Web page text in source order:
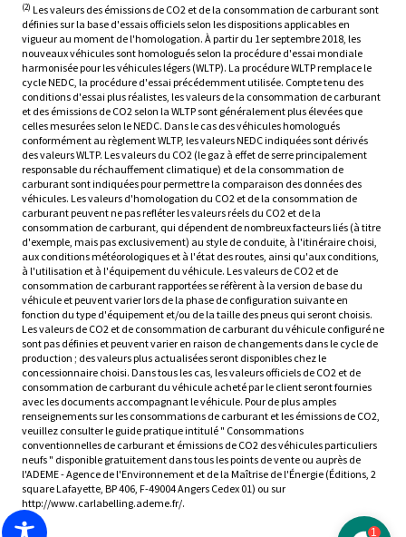
(2) Les valeurs des émissions de CO2 et de la consommation de carburant sont
définies sur la base d'essais officiels selon les dispositions applicables en
vigueur au moment de l'homologation. À partir du 1er septembre 2018, les
nouveaux véhicules sont homologués selon la procédure d'essai mondiale
harmonisée pour les véhicules légers (WLTP). La procédure WLTP remplace le
cycle NEDC, la procédure d'essai précédemment utilisée. Compte tenu des
conditions d'essai plus réalistes, les valeurs de la consommation de carburant
et des émissions de CO2 selon la WLTP sont généralement plus élevées que
celles mesurées selon le NEDC. Dans le cas des véhicules homologués
conformément au règlement WLTP, les valeurs NEDC indiquées sont dérivés
des valeurs WLTP. Les valeurs du CO2 (le gaz à effet de serre principalement
responsable du réchauffement climatique) et de la consommation de
carburant sont indiquées pour permettre la comparaison des données des
véhicules. Les valeurs d'homologation du CO2 et de la consommation de
carburant peuvent ne pas refléter les valeurs réels du CO2 et de la
consommation de carburant, qui dépendent de nombreux facteurs liés (à titre
d'exemple, mais pas exclusivement) au style de conduite, à l'itinéraire choisi,
aux conditions météorologiques et à l'état des routes, ainsi qu'aux conditions,
à l'utilisation et à l'équipement du véhicule. Les valeurs de CO2 et de
consommation de carburant rapportées se réfèrent à la version de base du
véhicule et peuvent varier lors de la phase de configuration suivante en
fonction du type d'équipement et/ou de la taille des pneus qui seront choisis.
Les valeurs de CO2 et de consommation de carburant du véhicule configuré ne
sont pas définies et peuvent varier en raison de changements dans le cycle de
production ; des valeurs plus actualisées seront disponibles chez le
concessionnaire choisi. Dans tous les cas, les valeurs officiels de CO2 et de
consommation de carburant du véhicule acheté par le client seront fournies
avec les documents accompagnant le véhicule. Pour de plus amples
renseignements sur les consommations de carburant et les émissions de CO2,
veuillez consulter le guide pratique intitulé " Consommations
conventionnelles de carburant et émissions de CO2 des véhicules particuliers
neufs " disponible gratuitement dans tous les points de vente ou auprès de
l'ADEME - Agence de l'Environnement et de la Maîtrise de l'Énergie (Éditions, 2
square Lafayette, BP 406, F-49004 Angers Cedex 01) ou sur
http://www.carlabelling.ademe.fr/.
1